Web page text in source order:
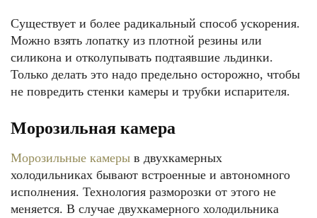
Существует и более радикальный способ ускорения.
Можно взять лопатку из плотной резины или
силикона и отколупывать подтаявшие льдинки.
Только делать это надо предельно осторожно, чтобы
не повредить стенки камеры и трубки испарителя.
Морозильная камера
Морозильные камеры в двухкамерных
холодильниках бывают встроенные и автономного
исполнения. Технология разморозки от этого не
меняется. В случае двухкамерного холодильника